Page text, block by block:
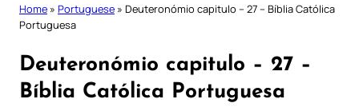
Home » Portuguese » Deuteronómio capitulo – 27 – Bíblia Católica
Portuguesa
Deuteronómio capitulo – 27 –
Bíblia Católica Portuguesa